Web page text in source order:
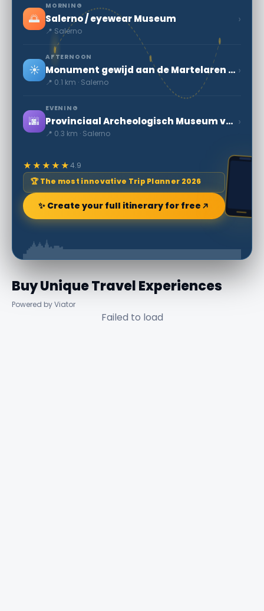
🌅
MORNING
Salerno / eyewear Museum
📍 Salerno
›
☀️
AFTERNOON
Monument gewijd aan de Martelaren van de Vrijheid, zei de salernitans ook standbeeld
📍 0.1 km · Salerno
›
🌆
EVENING
Provinciaal Archeologisch Museum van Salerno
📍 0.3 km · Salerno
›
★★★★★4.9
🏆 The most innovative Trip Planner 2026
✨ Create your full itinerary for free
Buy Unique Travel Experiences
Powered by Viator
Failed to load